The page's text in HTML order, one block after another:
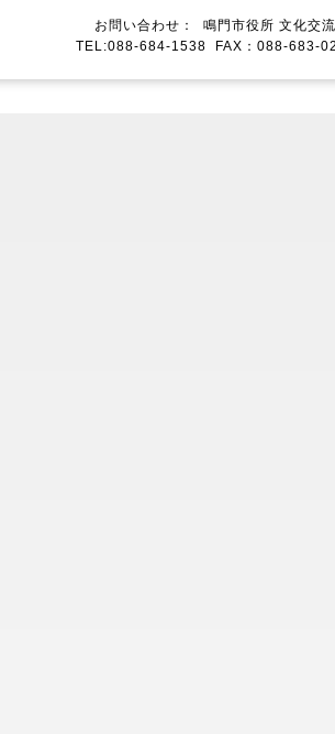
お問い合わせ： 鳴門市役所 文化
TEL:088-684-1538 FAX：088-683-